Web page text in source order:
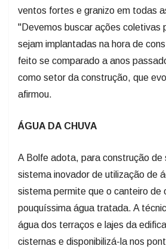
ventos fortes e granizo em todas
"Devemos buscar ações coletivas
sejam implantadas na hora de
feito se comparado a anos
como setor da construção, que
afirmou.
ÁGUA DA CHUVA
A Bolfe adota, para construção de
sistema inovador de utilização de
sistema permite que o canteiro de
pouquíssima água tratada. A
água dos terraços e lajes da
cisternas e disponibilizá-la nos